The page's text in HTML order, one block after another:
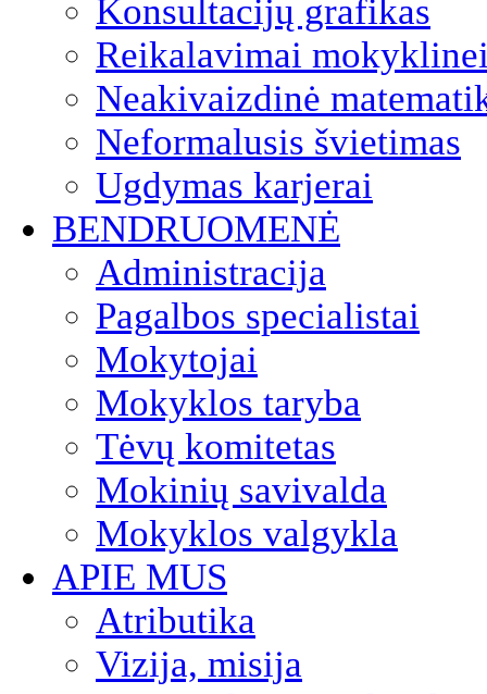
Konsultacijų grafikas
Reikalavimai
Neakivaizdinė
Neformalusis švietimas
Ugdymas karjerai
BENDRUOMENĖ
Administracija
Pagalbos specialistai
Mokytojai
Mokyklos taryba
Tėvų komitetas
Mokinių savivalda
Mokyklos valgykla
APIE MUS
Atributika
Vizija, misija